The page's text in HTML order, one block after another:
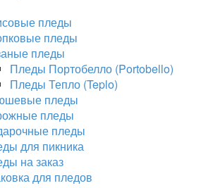
пледы
пледы
пледы
Пледы Портобелло (Portobello)
Пледы Тепло (Teplo)
пледы
пледы
пледы
для пикника
на заказ
для пледов